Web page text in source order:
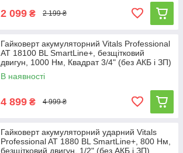
2 099 ₴ 2 199 ₴
Гайковерт акумуляторний Vitals Professional
AT 18100 BL SmartLine+, безщітковий
двигун, 1000 Нм, Квадрат 3/4" (без АКБ і ЗП)
В наявності
4 899 ₴ 4 999 ₴
Гайковерт акумуляторний ударний Vitals
Professional AT 1880 BL SmartLine+, 800 Нм,
безщітковий двигун, 1/2" (без АКБ і ЗП)